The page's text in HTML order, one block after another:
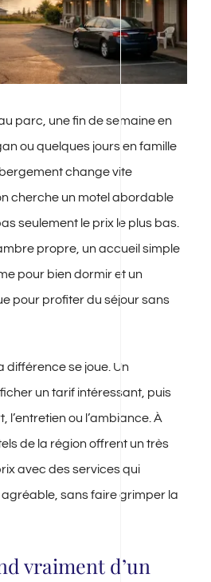
parc, une fin de semaine en
ou quelques jours en famille
change vite
cherche un motel abordable
seulement le prix le plus bas.
propre, un accueil simple
pour bien dormir et un
pour profiter du séjour sans
différence se joue. Un
un tarif intéressant, puis
l’entretien ou l’ambiance. À
de la région offrent un très
avec des services qui
sans faire grimper la
vraiment d’un